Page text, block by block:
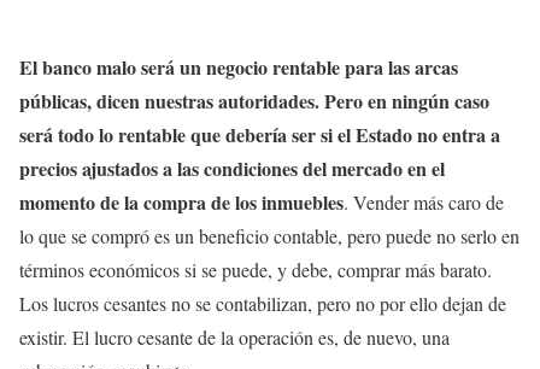
El banco malo será un negocio rentable para las arcas
públicas, dicen nuestras autoridades. Pero en ningún caso
será todo lo rentable que debería ser si el Estado no entra a
precios ajustados a las condiciones del mercado en el
momento de la compra de los inmuebles. Vender más caro de
lo que se compró es un beneficio contable, pero puede no serlo en
términos económicos si se puede, y debe, comprar más barato.
Los lucros cesantes no se contabilizan, pero no por ello dejan de
existir. El lucro cesante de la operación es, de nuevo, una